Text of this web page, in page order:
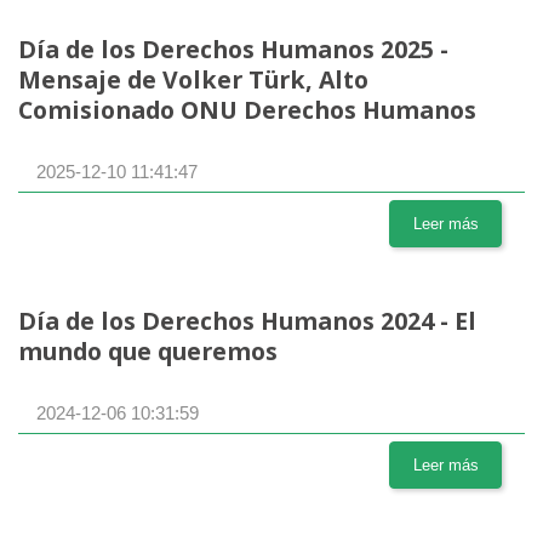
Día de los Derechos Humanos 2025 -
Mensaje de Volker Türk, Alto
Comisionado ONU Derechos Humanos
2025-12-10 11:41:47
Leer más
Día de los Derechos Humanos 2024 - El
mundo que queremos
2024-12-06 10:31:59
Leer más